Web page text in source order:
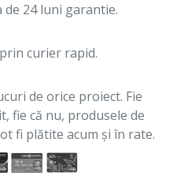
de 24 luni garantie.
curier rapid.
de orice proiect. Fie
fie că nu, produsele de
fi plătite acum și în rate.